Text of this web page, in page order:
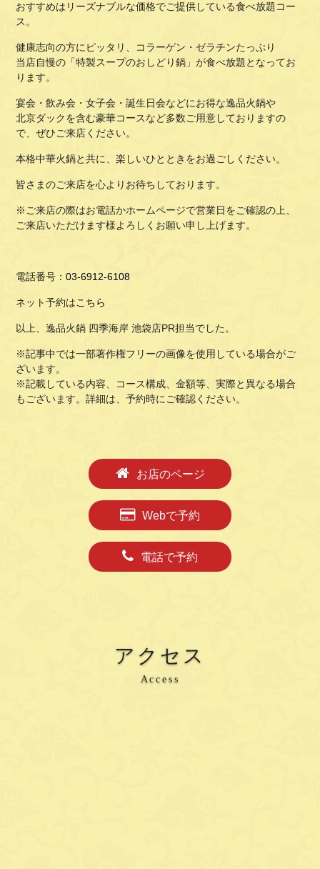
おすすめはリーズナブルな価格でご提供している食べ放題コー
ス。
健康志向の方にピッタリ、コラーゲン・ゼラチンたっぷり
当店自慢の「特製スープのおしどり鍋」が食べ放題となってお
ります。
宴会・飲み会・女子会・誕生日会などにお得な逸品火鍋や
北京ダックを含む豪華コースなど多数ご用意しておりますの
で、ぜひご来店ください。
本格中華火鍋と共に、楽しいひとときをお過ごしください。
皆さまのご来店を心よりお待ちしております。
※ご来店の際はお電話かホームページで営業日をご確認の上、
ご来店いただけます様よろしくお願い申し上げます。
電話番号：03-6912-6108
ネット予約はこちら
以上、逸品火鍋 四季海岸 池袋店PR担当でした。
※記事中では一部著作権フリーの画像を使用している場合がご
ざいます。
※記載している内容、コース構成、金額等、実際と異なる場合
もございます。詳細は、予約時にご確認ください。
お店のページ
Webで予約
電話で予約
アクセス
Access